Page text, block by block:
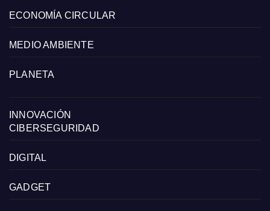
ECONOMÍA CIRCULAR
MEDIO AMBIENTE
PLANETA
INNOVACIÓN
CIBERSEGURIDAD
DIGITAL
GADGET